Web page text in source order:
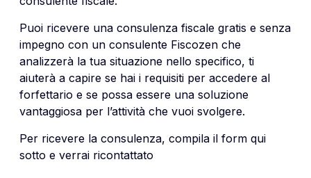
Puoi ricevere una consulenza fiscale gratis e senza
impegno con un consulente Fiscozen che
analizzerà la tua situazione nello specifico, ti
aiuterà a capire se hai i requisiti per accedere al
forfettario e se possa essere una soluzione
vantaggiosa per l’attività che vuoi svolgere.
Per ricevere la consulenza, compila il form qui
sotto e verrai ricontattato